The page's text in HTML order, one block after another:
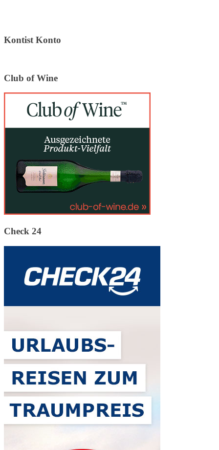
Kontist Konto
Club of Wine
Check 24